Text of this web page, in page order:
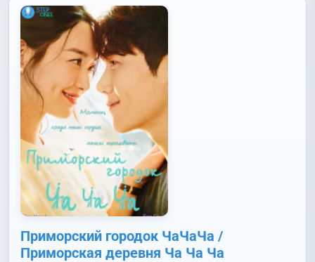
Приморский городок ЧаЧаЧа /
Приморская деревня Ча Ча Ча